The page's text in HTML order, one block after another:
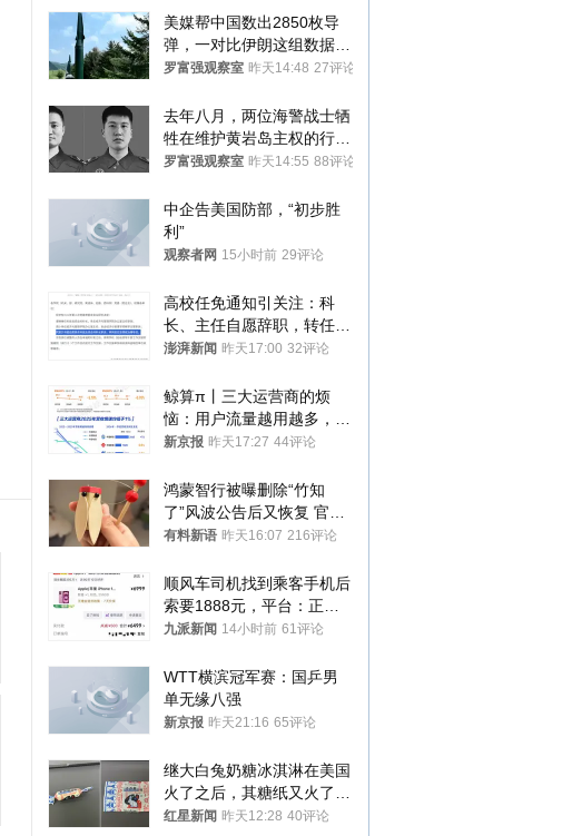
美媒帮中国数出2850枚导
弹，一对比伊朗这组数据，
发现出大事了
罗富强观察室 昨天14:48 27评论
去年八月，两位海警战士牺
牲在维护黄岩岛主权的行动
中
罗富强观察室 昨天14:55 88评论
中企告美国防部，“初步胜
利”
观察者网 15小时前 29评论
高校任免通知引关注：科
长、主任自愿辞职，转任思
政辅导员
澎湃新闻 昨天17:00 32评论
鲸算π丨三大运营商的烦
恼：用户流量越用越多，收
入却越来越少
新京报 昨天17:27 44评论
鸿蒙智行被曝删除“竹知
了”风波公告后又恢复 官媒
曾力挺：劝华为要大度的，
有料新语 昨天16:07 216评论
顺风车司机找到乘客手机后
索要1888元，平台：正和
司机沟通协商
九派新闻 14小时前 61评论
WTT横滨冠军赛：国乒男
单无缘八强
新京报 昨天21:16 65评论
继大白兔奶糖冰淇淋在美国
火了之后，其糖纸又火了！
海外博主盛赞：平面设计经
红星新闻 昨天12:28 40评论